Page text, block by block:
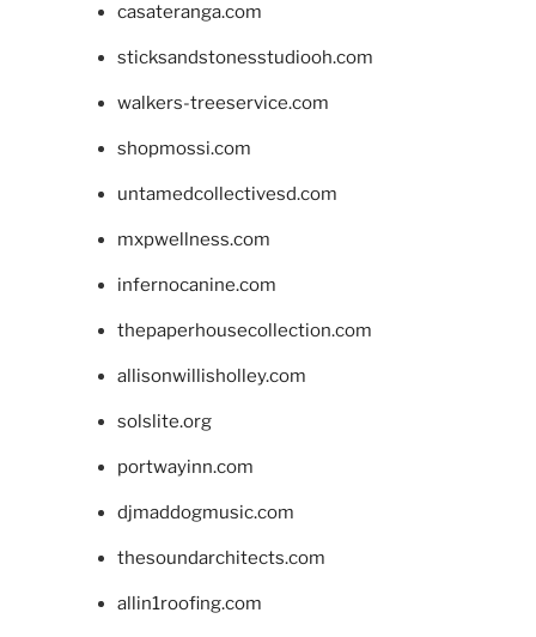
casateranga.com
sticksandstonesstudiooh.com
walkers-treeservice.com
shopmossi.com
untamedcollectivesd.com
mxpwellness.com
infernocanine.com
thepaperhousecollection.com
allisonwillisholley.com
solslite.org
portwayinn.com
djmaddogmusic.com
thesoundarchitects.com
allin1roofing.com